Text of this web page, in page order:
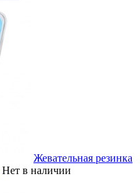
Жевательная резинка
Нет в наличии